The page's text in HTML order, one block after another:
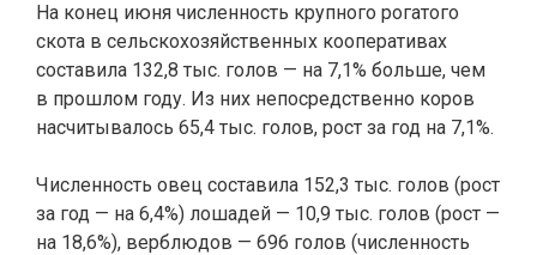
На конец июня численность крупного рогатого
скота в сельскохозяйственных кооперативах
составила 132,8 тыс. голов — на 7,1% больше, чем
в прошлом году. Из них непосредственно коров
насчитывалось 65,4 тыс. голов, рост за год на 7,1%.
Численность овец составила 152,3 тыс. голов (рост
за год — на 6,4%) лошадей — 10,9 тыс. голов (рост —
на 18,6%), верблюдов — 696 голов (численность